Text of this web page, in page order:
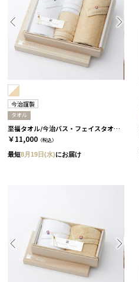
今治謹製
タオル
至福タオル/今治バス・フェイスタオル 4枚セット
￥11,000 （税込）
最短8月19日(水)にお届け